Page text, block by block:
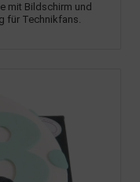
mit Bildschirm und
für Technikfans.